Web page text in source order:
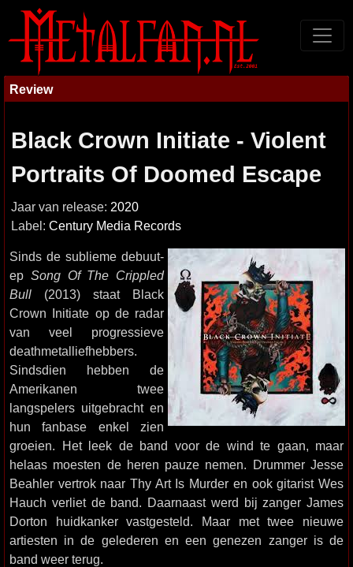
Review
Black Crown Initiate - Violent
Portraits Of Doomed Escape
Jaar van release: 2020
Label: Century Media Records
Sinds de sublieme debuut-
ep Song Of The Crippled
Bull (2013) staat Black
Crown Initiate op de radar
van veel progressieve
deathmetalliefhebbers.
Sindsdien hebben de
Amerikanen twee
langspelers uitgebracht en
hun fanbase enkel zien
groeien. Het leek de band voor de wind te gaan, maar
helaas moesten de heren pauze nemen. Drummer Jesse
Beahler vertrok naar Thy Art Is Murder en ook gitarist Wes
Hauch verliet de band. Daarnaast werd bij zanger James
Dorton huidkanker vastgesteld. Maar met twee nieuwe
artiesten in de gelederen en een genezen zanger is de
band weer terug.